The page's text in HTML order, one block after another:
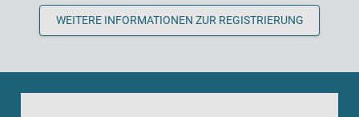
WEITERE INFORMATIONEN ZUR REGISTRIERUNG